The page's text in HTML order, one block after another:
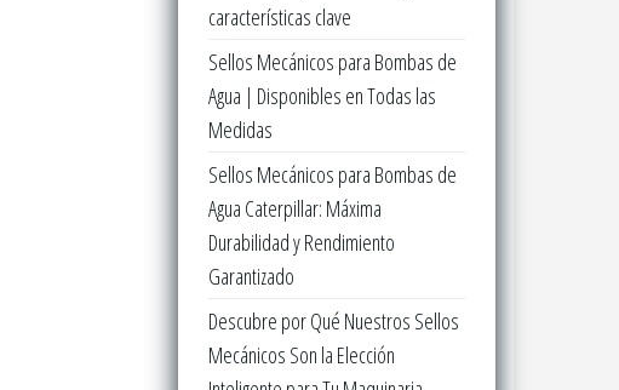
características clave
Sellos Mecánicos para Bombas de
Agua | Disponibles en Todas las
Medidas
Sellos Mecánicos para Bombas de
Agua Caterpillar: Máxima
Durabilidad y Rendimiento
Garantizado
Descubre por Qué Nuestros Sellos
Mecánicos Son la Elección